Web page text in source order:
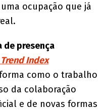
ocupação que já
de presença
Index
como o trabalho
da colaboração
e de novas formas